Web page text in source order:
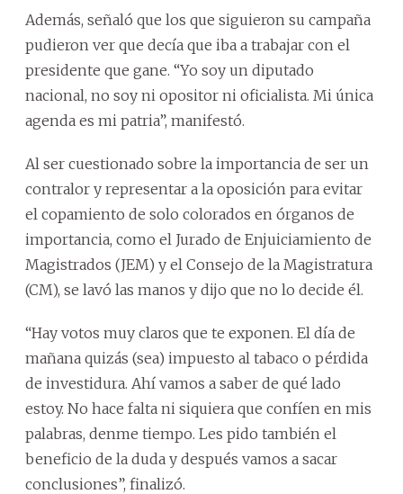
Además, señaló que los que siguieron su campaña
pudieron ver que decía que iba a trabajar con el
presidente que gane. “Yo soy un diputado
nacional, no soy ni opositor ni oficialista. Mi única
agenda es mi patria”, manifestó.
Al ser cuestionado sobre la importancia de ser un
contralor y representar a la oposición para evitar
el copamiento de solo colorados en órganos de
importancia, como el Jurado de Enjuiciamiento de
Magistrados (JEM) y el Consejo de la Magistratura
(CM), se lavó las manos y dijo que no lo decide él.
“Hay votos muy claros que te exponen. El día de
mañana quizás (sea) impuesto al tabaco o pérdida
de investidura. Ahí vamos a saber de qué lado
estoy. No hace falta ni siquiera que confíen en mis
palabras, denme tiempo. Les pido también el
beneficio de la duda y después vamos a sacar
conclusiones”, finalizó.